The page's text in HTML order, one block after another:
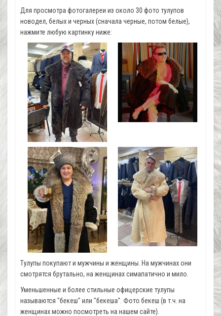
Для просмотра фотогалереи из около 30 фото тулупов
новодел, белых и черных (сначала черные, потом белые),
нажмите любую картинку ниже:
Тулупы покупают и мужчины и женщины. На мужчинах они
смотрятся брутально, на женщинах симапатично и мило.
Уменьшенные и более стильные офицерские тулупы
называются "бекеш" или "бекеша". Фото бекеш (в т.ч. на
женщинах можно посмотреть на нашем сайте).